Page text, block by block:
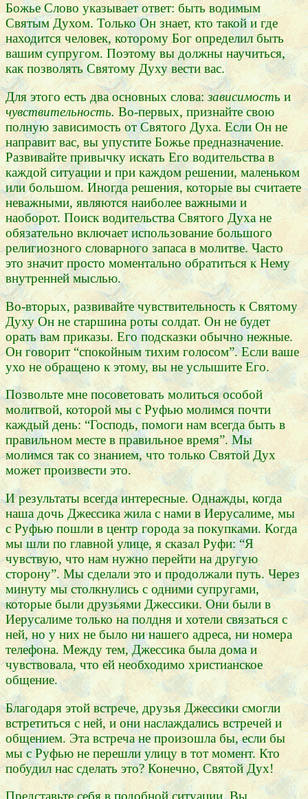
Божье Слово указывает ответ: быть водимым
Святым Духом. Только Он знает, кто такой и где
находится человек, которому Бог определил быть
вашим супругом. Поэтому вы должны научиться,
как позволять Святому Духу вести вас.
Для этого есть два основных слова:зависимость и
чувствительность.Во-первых, признайте свою
полную зависимость от Святого Духа. Если Он не
направит вас, вы упустите Божье предназначение.
Развивайте привычку искать Его водительства в
каждой ситуации и при каждом решении, маленьком
или большом. Иногда решения, которые вы считаете
неважными, являются наиболее важными и
наоборот. Поиск водительства Святого Духа не
обязательно включает использование большого
религиозного словарного запаса в молитве. Часто
это значит просто моментально обратиться к Нему
внутренней мыслью.
Во-вторых, развивайте чувствительность к Святому
Духу Он не старшина роты солдат. Он не будет
орать вам приказы. Его подсказки обычно нежные.
Он говорит “спокойным тихим голосом”. Если ваше
ухо не обращено к этому, вы не услышите Его.
Позвольте мне посоветовать молиться особой
молитвой, которой мы с Руфью молимся почти
каждый день: “Господь, помоги нам всегда быть в
правильном месте в правильное время”. Мы
молимся так со знанием, что только Святой Дух
может произвести это.
И результаты всегда интересные. Однажды, когда
наша дочь Джессика жила с нами в Иерусалиме, мы
с Руфью пошли в центр города за покупками. Когда
мы шли по главной улице, я сказал Руфи: “Я
чувствую, что нам нужно перейти на другую
сторону”. Мы сделали это и продолжали путь. Через
минуту мы столкнулись с одними супругами,
которые были друзьями Джессики. Они были в
Иерусалиме только на полдня и хотели связаться с
ней, но у них не было ни нашего адреса, ни номера
телефона. Между тем, Джессика была дома и
чувствовала, что ей необходимо христианское
общение.
Благодаря этой встрече, друзья Джессики смогли
встретиться с ней, и они наслаждались встречей и
общением. Эта встреча не произошла бы, если бы
мы с Руфью не перешли улицу в тот момент. Кто
побудил нас сделать это? Конечно, Святой Дух!